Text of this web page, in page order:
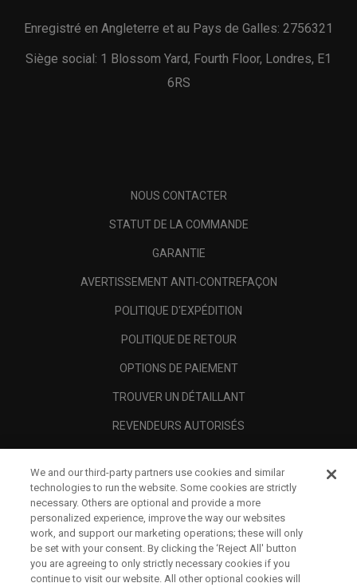
Enregistré en Angleterre et au Pays de Galles: 2756321
Siège social: 1 Blossom Yard, Fourth Floor, Londres, E1
6RS
NOUS CONTACTER
STATUT DE LA COMMANDE
GARANTIE
AVERTISSEMENT ANTI-CONTREFAÇON
POLITIQUE D'EXPÉDITION
POLITIQUE DE RETOUR
OPTIONS DE PAIEMENT
TROUVER UN DÉTAILLANT
REVENDEURS AUTORISÉS
A PROPOS
MENTIONS LÉGALES
We and our third-party partners use cookies and similar
technologies to run the website. Some cookies are strictly
necessary. Others are optional and provide a more
personalized experience, improve the way our websites
work, and support our marketing operations; these will only
be set with your consent. By clicking the ‘Reject All' button
you are agreeing to only strictly necessary cookies if you
continue to visit our website. All other optional cookies will